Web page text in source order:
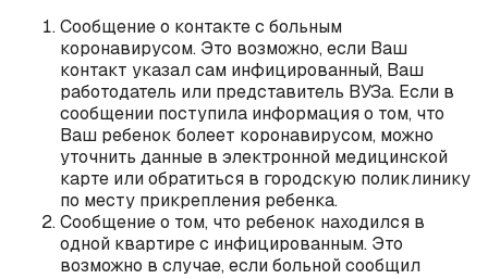
Сообщение о контакте с больным
коронавирусом. Это возможно, если Ваш
контакт указал сам инфицированный, Ваш
работодатель или представитель ВУЗа. Если в
сообщении поступила информация о том, что
Ваш ребенок болеет коронавирусом, можно
уточнить данные в электронной медицинской
карте или обратиться в городскую поликлинику
по месту прикрепления ребенка.
Сообщение о том, что ребенок находился в
одной квартире с инфицированным. Это
возможно в случае, если больной сообщил